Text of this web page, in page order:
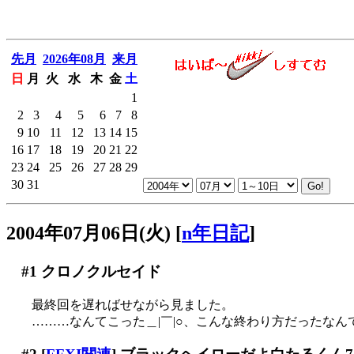
先月 2026年08月
来月
日
月 火 水 木 金 土
1
2
3 4 5 6 7
8
9 10 11 12 13 14 15
16 17 18 19 20 21 22
23 24 25 26 27 28 29
30 31
2004年07月06日(火) [n年日記]
#1 クロノクルセイド
最終回を遅ればせながら見ました。
………なんてこった＿|￣|○、こんな終わり方だったなん